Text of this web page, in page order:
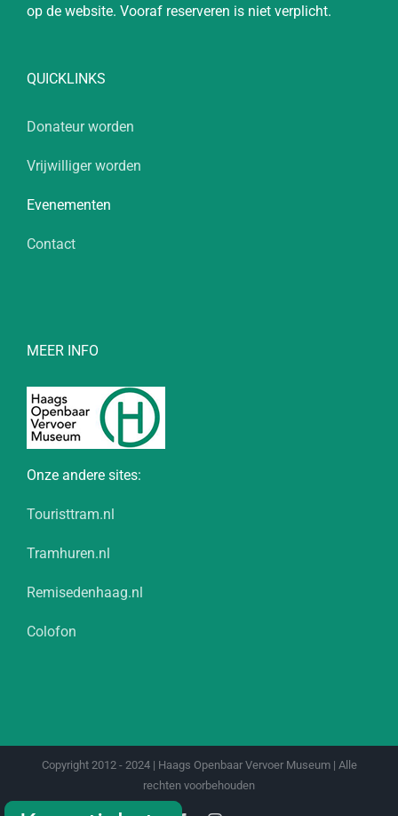
op de website. Vooraf reserveren is niet verplicht.
QUICKLINKS
Donateur worden
Vrijwilliger worden
Evenementen
Contact
MEER INFO
Onze andere sites:
Touristtram.nl
Tramhuren.nl
Remisedenhaag.nl
Colofon
Copyright 2012 - 2024 | Haags Openbaar Vervoer Museum | Alle
rechten voorbehouden